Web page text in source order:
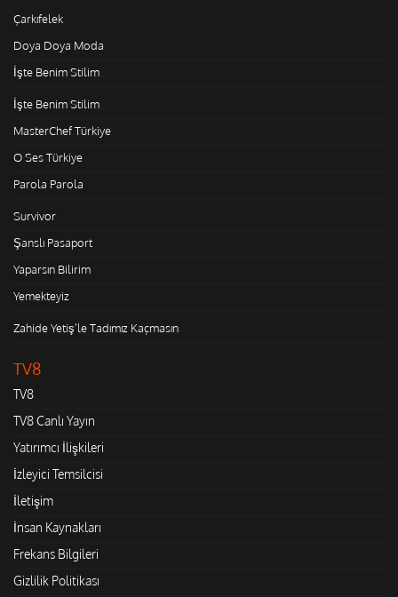
Çarkıfelek
Doya Doya Moda
İşte Benim Stilim
İşte Benim Stilim
MasterChef Türkiye
O Ses Türkiye
Parola Parola
Survivor
Şanslı Pasaport
Yaparsın Bilirim
Yemekteyiz
Zahide Yetiş'le Tadımız Kaçmasın
TV8
TV8
TV8 Canlı Yayın
Yatırımcı İlişkileri
İzleyici Temsilcisi
İletişim
İnsan Kaynakları
Frekans Bilgileri
Gizlilik Politikası